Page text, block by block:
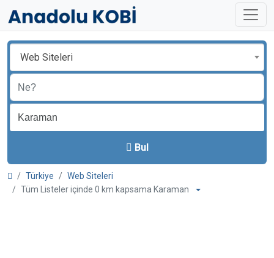
Web Siteleri
Bul
Türkiye
Web Siteleri
Tüm Listeler içinde 0 km kapsama Karaman